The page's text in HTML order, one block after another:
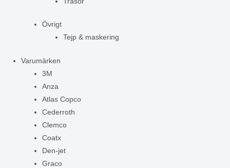
Övrigt
Tejp & maskering
Varumärken
3M
Anza
Atlas Copco
Cederroth
Clemco
Coatx
Den-jet
Graco